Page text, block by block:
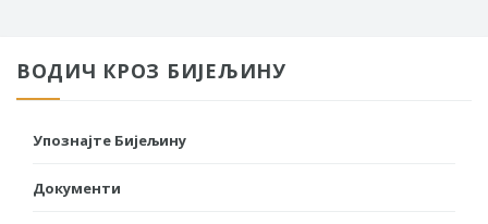
ВОДИЧ КРОЗ БИЈЕЉИНУ
Упознајте Бијељину
Документи